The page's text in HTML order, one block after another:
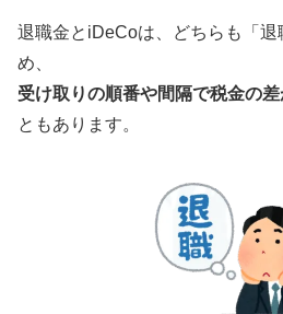
退職金とiDeCoは、どちらも「退
め、
受け取りの順番や間隔で税金の
ともあります。